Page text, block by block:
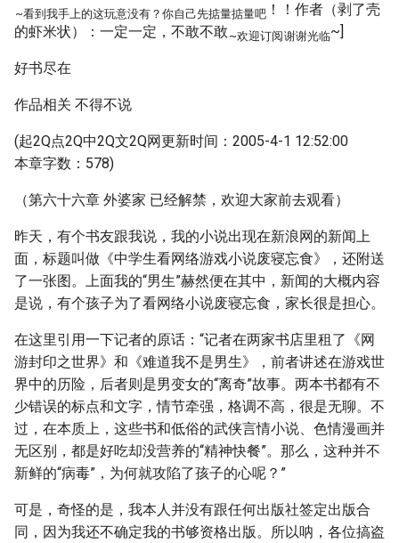
~看到我手上的这玩意没有？你自己先掂量掂量吧 ！！作者（剥了壳
的虾米状）：一定一定，不敢不敢 ~欢迎订阅谢谢光临~]
好书尽在
作品相关 不得不说
(起2Q点2Q中2Q文2Q网更新时间：2005-4-1 12:52:00
本章字数：578)
（第六十六章 外婆家 已经解禁，欢迎大家前去观看）
昨天，有个书友跟我说，我的小说出现在新浪网的新闻上
面，标题叫做《中学生看网络游戏小说废寝忘食》，还附送
了一张图。上面我的“男生”赫然便在其中，新闻的大概内容
是说，有个孩子为了看网络小说废寝忘食，家长很是担心。
在这里引用一下记者的原话：“记者在两家书店里租了《网
游封印之世界》和《难道我不是男生》，前者讲述在游戏世
界中的历险，后者则是男变女的“离奇”故事。两本书都有不
少错误的标点和文字，情节牵强，格调不高，很是无聊。不
过，在本质上，这些书和低俗的武侠言情小说、色情漫画并
无区别，都是好吃却没营养的“精神快餐”。那么，这种并不
新鲜的“病毒”，为何就攻陷了孩子的心呢？”
可是，奇怪的是，我本人并没有跟任何出版社签定出版合
同，因为我还不确定我的书够资格出版。所以呐，各位搞盗